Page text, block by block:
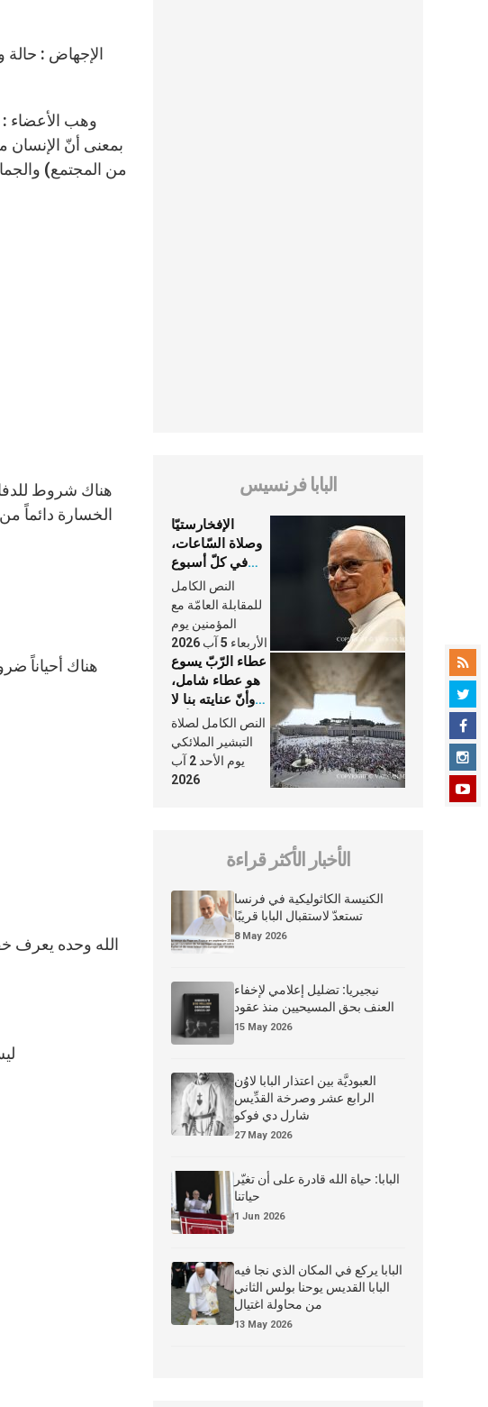
بمعنى أنّ
من المجتمع)
الخسارة دائماً
–
البابا فرنسيس
الإفخارستيّا
وصلاة السّاعات،
في كلّ أسبوع
وكلّ يوم، هما
النَّفَس في حياة
الكنيسة
النص الكامل
للمقابلة العامّة مع
المؤمنين يوم
الأربعاء 5 آب 2026
عطاء الرّبّ يسوع
هو عطاء شامل،
وأنّ عنايته بنا لا
تغيب عنّا أبدًا
النص الكامل لصلاة
التبشير الملائكي
يوم الأحد 2 آب
2026
الأخبار الأكثر قراءة
الكنيسة الكاثوليكية في فرنسا
تستعدّ لاستقبال البابا قريبًا
8 May 2026
نيجيريا: تضليل إعلامي لإخفاء
العنف بحق المسيحيين منذ عقود
15 May 2026
العبوديَّة بين اعتذار البابا لاوُن
الرابع عشر وصرخة القدِّيس
شارل دي فوكو
27 May 2026
البابا: حياة الله قادرة على أن تغيّر
حياتنا
1 Jun 2026
البابا يركع في المكان الذي نجا فيه
البابا القديس يوحنا بولس الثاني
من محاولة اغتيال
13 May 2026